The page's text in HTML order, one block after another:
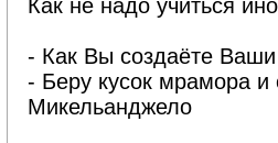
Как не надо учиться
- Как Вы создаёте
- Беру кусок мрамора и
Микельанджело